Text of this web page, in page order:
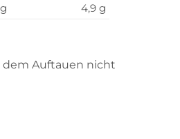
4,9 g
dem Auftauen nicht